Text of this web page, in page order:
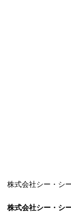
株式会社シー・シ
株式会社シー・シ